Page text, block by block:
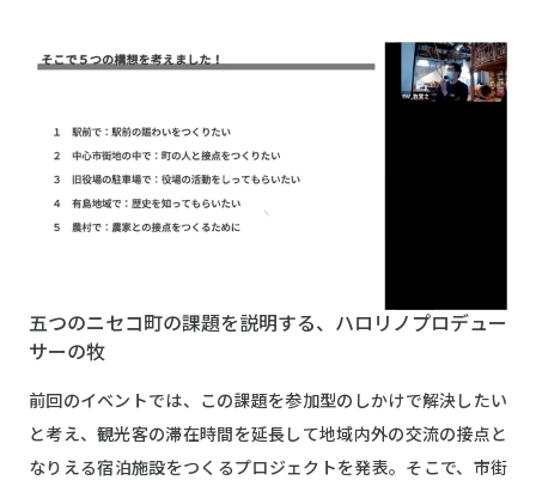
五つのニセコ町の課題を説明する、ハロリノプロデュー
サーの牧
前回のイベントでは、この課題を参加型のしかけで解決したい
と考え、観光客の滞在時間を延長して地域内外の交流の接点と
なりえる宿泊施設をつくるプロジェクトを発表。そこで、市街